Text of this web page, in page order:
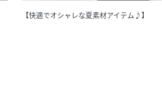
【快適でオシャレな夏素材アイテム♪】